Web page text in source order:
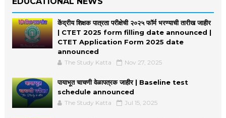
केंद्रीय शिक्षक पात्रता परीक्षेची २०२५ फॉर्म भरण्याची तारीख जाहीर
| CTET 2025 form filling date announced |
CTET Application Form 2025 date
announced
The Study Katta Nov 27, 2025
पायाभूत चाचणी वेळापत्रक जाहीर | Baseline test
schedule announced
The Study Katta Jul 15, 2025